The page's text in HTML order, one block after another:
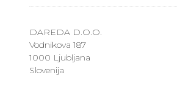
DAREDA D.O.O.
Vodnikova 187
1000 Ljubljana
Slovenija